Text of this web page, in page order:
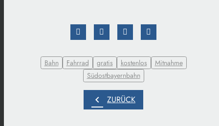
Bahn Fahrrad gratis kostenlos
Mitnahme
Südostbayernbahn
chevron_left ZURÜCK